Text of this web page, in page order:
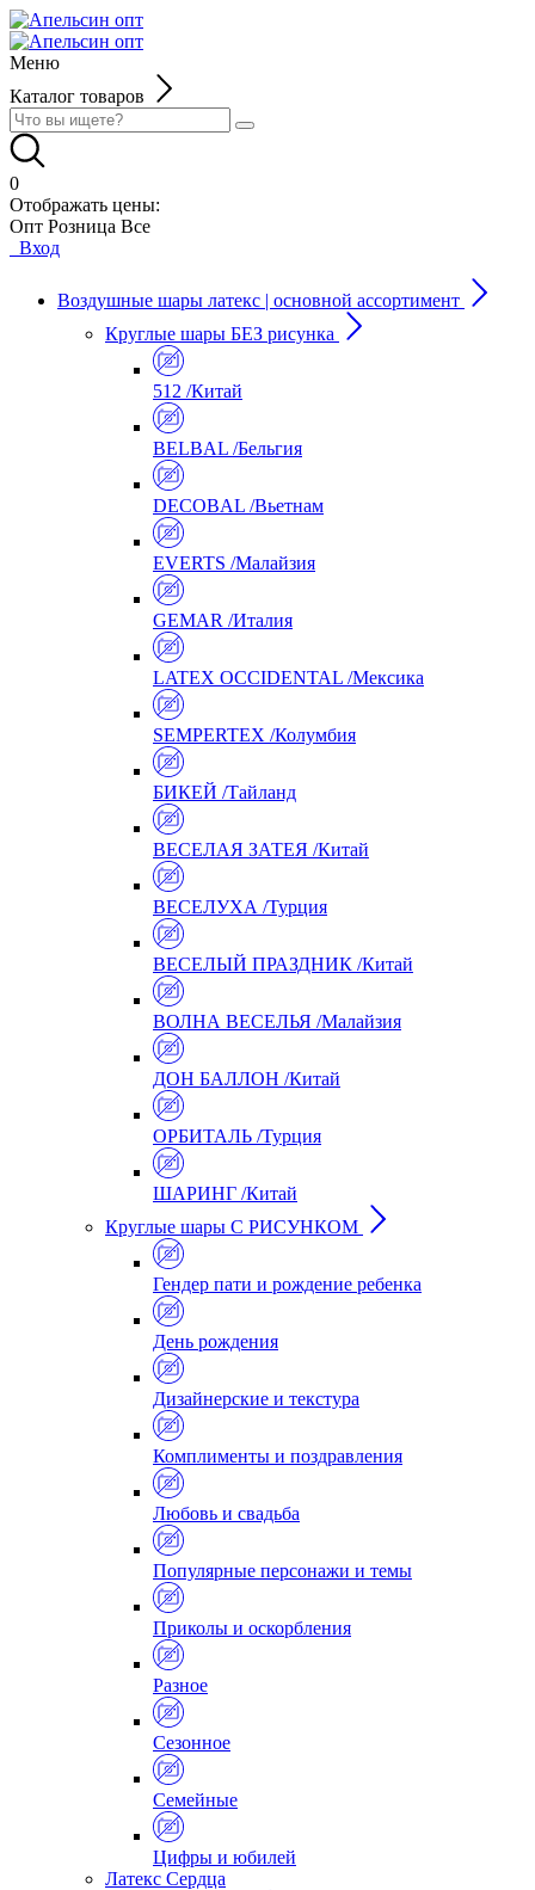
Меню
Каталог товаров
0
Отображать цены:
Опт Розница Все
Вход
Воздушные шары латекс | основной ассортимент
Круглые шары БЕЗ рисунка
512 /Китай
BELBAL /Бельгия
DECOBAL /Вьетнам
EVERTS /Малайзия
GEMAR /Италия
LATEX OCCIDENTAL /Мексика
SEMPERTEX /Колумбия
БИКЕЙ /Тайланд
ВЕСЕЛАЯ ЗАТЕЯ /Китай
ВЕСЕЛУХА /Турция
ВЕСЕЛЫЙ ПРАЗДНИК /Китай
ВОЛНА ВЕСЕЛЬЯ /Малайзия
ДОН БАЛЛОН /Китай
ОРБИТАЛЬ /Турция
ШАРИНГ /Китай
Круглые шары С РИСУНКОМ
Гендер пати и рождение ребенка
День рождения
Дизайнерские и текстура
Комплименты и поздравления
Любовь и свадьба
Популярные персонажи и темы
Приколы и оскорбления
Разное
Сезонное
Семейные
Цифры и юбилей
Латекс Сердца